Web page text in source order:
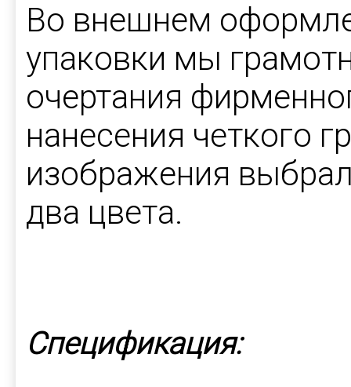
Во внешнем
упаковки мы
очертания
нанесения четкого
изображения
два цвета.
Спецификация: